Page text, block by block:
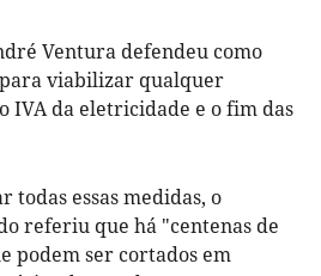
Ventura defendeu como
para viabilizar qualquer
IVA da eletricidade e o fim das
todas essas medidas, o
referiu que há "centenas de
podem ser cortados em